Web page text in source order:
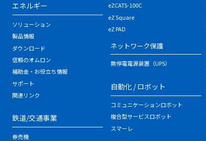
エネルギー
ソリューション
製品情報
ダウンロード
信頼のオムロン
補助金・お役立ち情報
サポート
関連リンク
鉄道/交通事業
券売機
eZCATS-100C
eZ Square
eZ PAD
ネットワーク保護
無停電電源装置（UPS）
自動化 / ロボット
コミュニケーションロボット
複合型サービスロボット
スマーレ